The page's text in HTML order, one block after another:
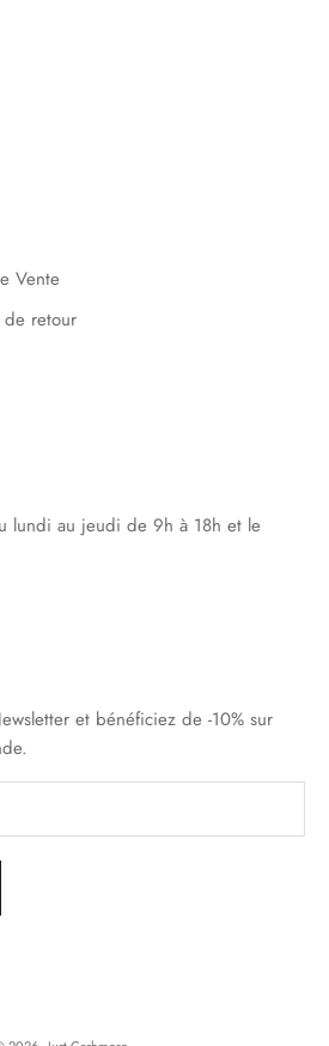
Vente
retour
lundi au jeudi de 9h à 18h et le
et bénéficiez de -10% sur